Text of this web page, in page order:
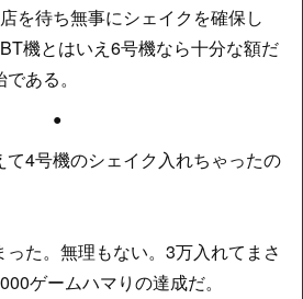
を待ち無事にシェイクを確保し
機とはいえ6号機なら十分な額だ
ある。
●
4号機のシェイク入れちゃったの
た。無理もない。3万入れてまさ
ゲームハマりの達成だ。